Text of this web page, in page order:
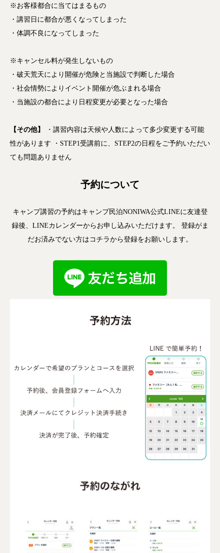
※お客様都合に当てはまるもの
・講習日に都合が悪くなってしまった
・体調不良になってしまった
※キャンセル料が発生しないもの
・破天荒天により開催が危険と当施設で判断した場合
・社会情勢によりイベント開催が危ぶまれる場合
・当施設の都合により日程変更が必要となった場合
【その他】
・講習内容は天候や人数によって多少変更する可能
性があります
・STEP1受講前に、STEP2の日程をご予約いただい
ても問題ありません
予約について
キャンプ講習の予約はキャンプ民泊NONIWA公式LINEに友達登
録後、LINEカレンダーからお申し込みいただけます。 登録がま
だお済みでない方はコチラから登録をお願いします。